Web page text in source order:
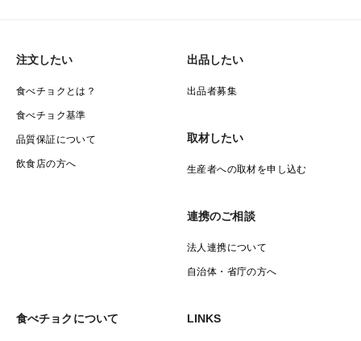
注文したい
食べチョクとは？
食べチョク基準
品質保証について
飲食店の方へ
出品したい
出品者募集
取材したい
生産者への取材を申し込む
連携のご相談
法人連携について
自治体・省庁の方へ
食べチョクについて LINKS